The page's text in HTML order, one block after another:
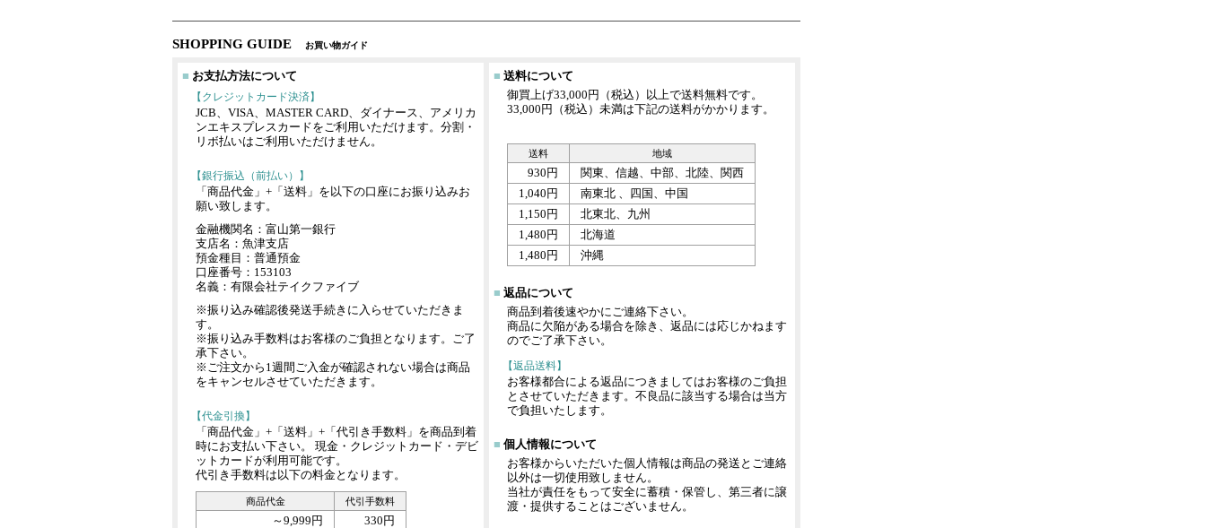
SHOPPING GUIDE お買い物ガイド
■ お支払方法について
【クレジットカード決済】
JCB、VISA、MASTER CARD、ダイナース、アメリカ
ンエキスプレスカードをご利用いただけます。分割・
リボ払いはご利用いただけません。
【銀行振込（前払い）】
「商品代金」+「送料」を以下の口座にお振り込みお
願い致します。
金融機関名：富山第一銀行
支店名：魚津支店
預金種目：普通預金
口座番号：153103
名義：有限会社テイクファイブ
※振り込み確認後発送手続きに入らせていただきま
す。
※振り込み手数料はお客様のご負担となります。ご了
承下さい。
※ご注文から1週間ご入金が確認されない場合は商品
をキャンセルさせていただきます。
【代金引換】
「商品代金」+「送料」+「代引き手数料」を商品到着
時にお支払い下さい。 現金・クレジットカード・デビ
ットカードが利用可能です。
代引き手数料は以下の料金となります。
商品代金 代引手数料
～9,999円
330円
■ 送料について
御買上げ33,000円（税込）以上で送料無料です。
33,000円（税込）未満は下記の送料がかかります。
送料 地域
930円
関東、信越、中部、北陸、関西
1,040円
南東北 、四国、中国
1,150円
北東北、九州
1,480円
北海道
1,480円
沖縄
■ 返品について
商品到着後速やかにご連絡下さい。
商品に欠陥がある場合を除き、返品には応じかねます
のでご了承下さい。
【返品送料】
お客様都合による返品につきましてはお客様のご負担
とさせていただきます。不良品に該当する場合は当方
で負担いたします。
■ 個人情報について
お客様からいただいた個人情報は商品の発送とご連絡
以外は一切使用致しません。
当社が責任をもって安全に蓄積・保管し、第三者に譲
渡・提供することはございません。